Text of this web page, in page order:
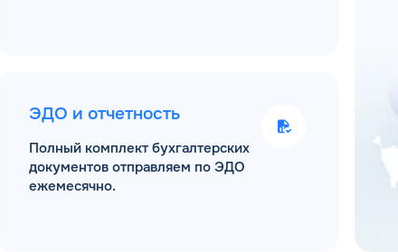
ЭДО и отчетность
Полный комплект бухгалтерских
документов отправляем по ЭДО
ежемесячно.